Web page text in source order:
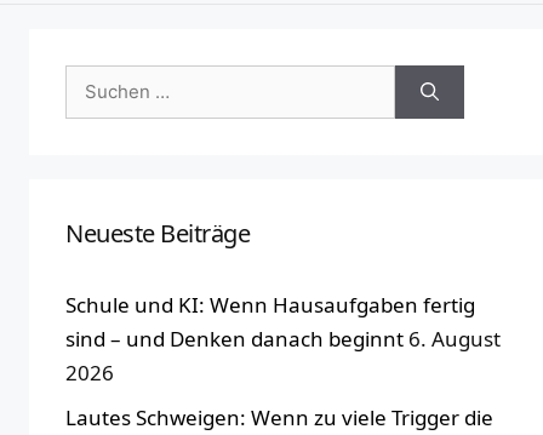
Suchen
nach:
Neueste Beiträge
Schule und KI: Wenn Hausaufgaben fertig
sind – und Denken danach beginnt 6. August
2026
Lautes Schweigen: Wenn zu viele Trigger die